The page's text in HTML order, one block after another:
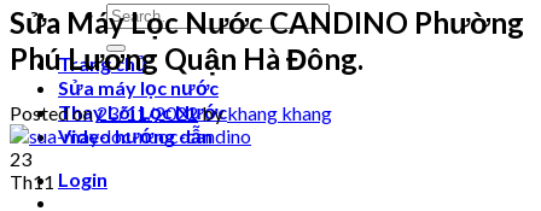
Search
for:
Trang chủ
Sửa máy lọc nước
Thay Lõi Lọc Nước
Video hướng dẫn
Login
Sửa Máy Lọc Nước CANDINO Phường
Phú Lương Quận Hà Đông.
Posted on23/11/2022bykhang khang
23
Th11